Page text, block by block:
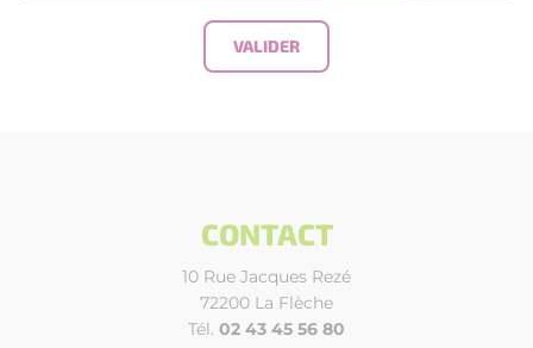
CONTACT
10 Rue Jacques Rezé
72200 La Flèche
Tél. 02 43 45 56 80